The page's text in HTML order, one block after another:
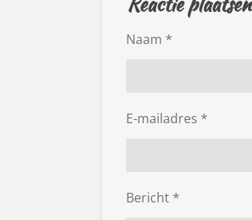
n
e
Naam *
E-mailadres *
Bericht *